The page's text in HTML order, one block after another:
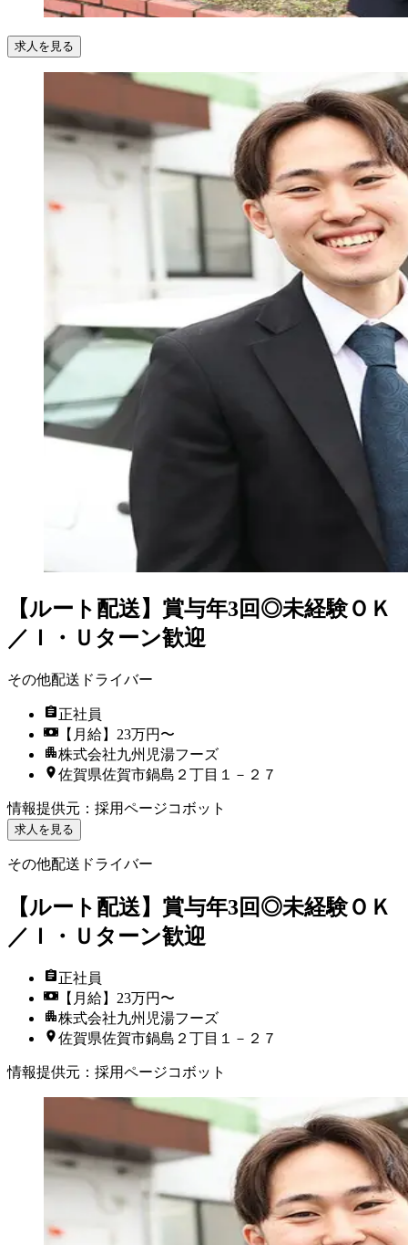
求人を見る
【ルート配送】賞与年3回◎未経験ＯＫ
／Ｉ・Ｕターン歓迎
その他配送ドライバー
正社員
【月給】23万円〜
株式会社九州児湯フーズ
佐賀県佐賀市鍋島２丁目１－２７
情報提供元 ： 採用ページコボット
求人を見る
その他配送ドライバー
【ルート配送】賞与年3回◎未経験ＯＫ
／Ｉ・Ｕターン歓迎
正社員
【月給】23万円〜
株式会社九州児湯フーズ
佐賀県佐賀市鍋島２丁目１－２７
情報提供元 ： 採用ページコボット